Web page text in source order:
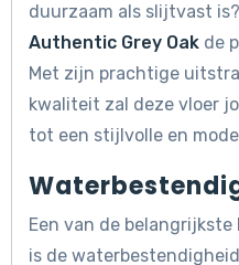
duurzaam als slijtvast
Authentic Grey Oak de
Met zijn prachtige
kwaliteit zal deze vloer
tot een stijlvolle en
Een van de
is de